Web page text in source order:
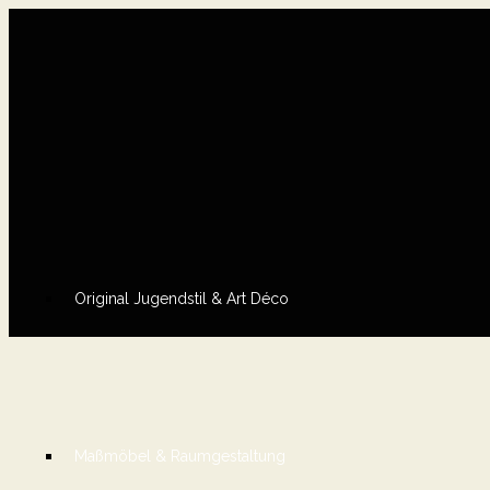
Original Jugendstil & Art Déco
Maßmöbel & Raumgestaltung